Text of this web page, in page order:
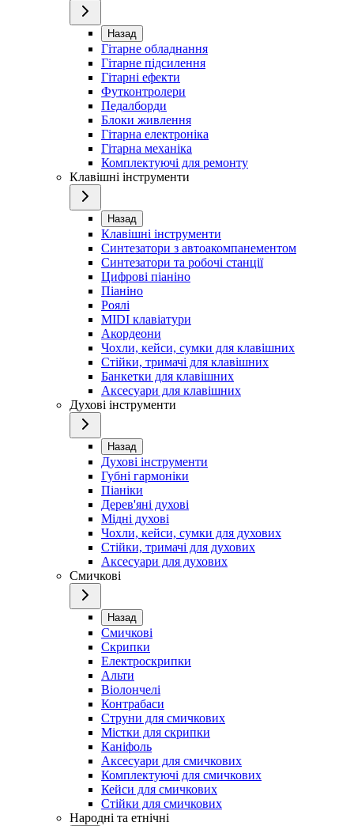
Назад
Гітарне обладнання
Гітарне підсилення
Гітарні ефекти
Футконтролери
Педалборди
Блоки живлення
Гітарна електроніка
Гітарна механіка
Комплектуючі для ремонту
Клавішні інструменти
Назад
Клавішні інструменти
Синтезатори з автоакомпанементом
Синтезатори та робочі станції
Цифрові піаніно
Піаніно
Роялі
MIDI клавіатури
Акордеони
Чохли, кейси, сумки для клавішних
Стійки, тримачі для клавішних
Банкетки для клавішних
Аксесуари для клавішних
Духові інструменти
Назад
Духові інструменти
Губні гармоніки
Піаніки
Дерев'яні духові
Мідні духові
Чохли, кейси, сумки для духових
Стійки, тримачі для духових
Аксесуари для духових
Смичкові
Назад
Смичкові
Скрипки
Електроскрипки
Альти
Віолончелі
Контрабаси
Струни для смичкових
Містки для скрипки
Каніфоль
Аксесуари для смичкових
Комплектуючі для смичкових
Кейси для смичкових
Стійки для смичкових
Народні та етнічні